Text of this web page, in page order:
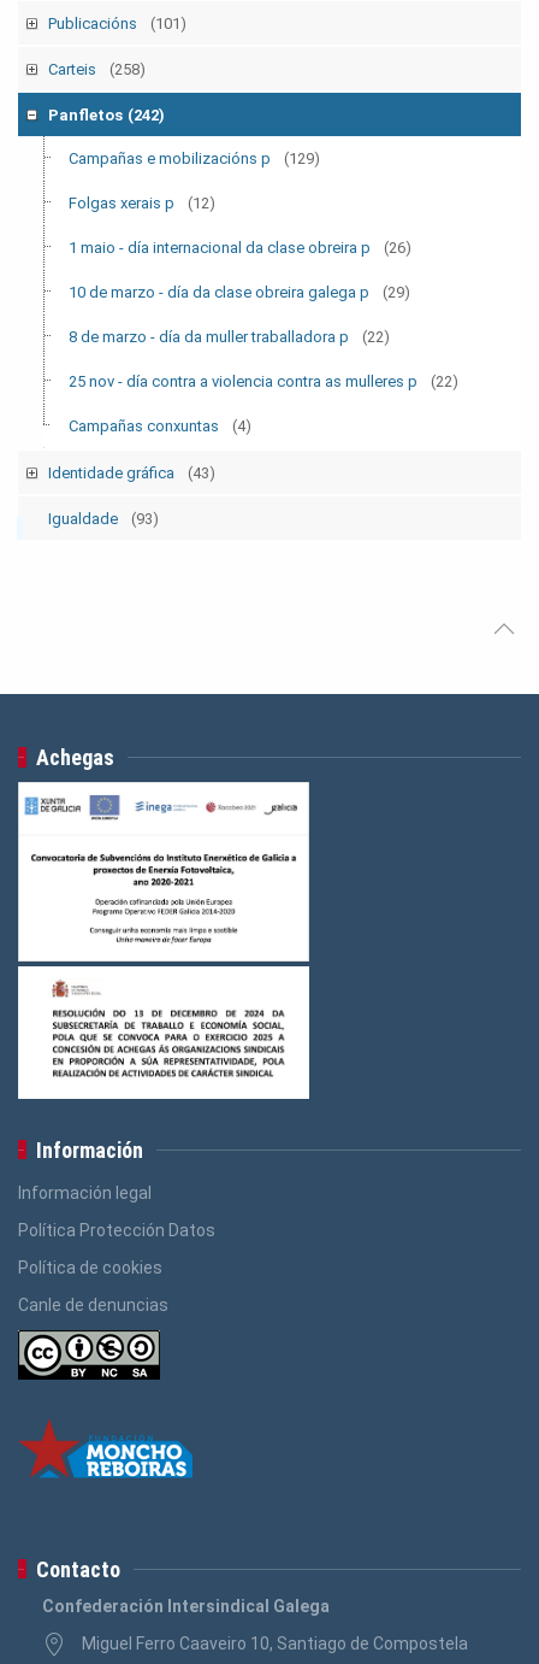
Publicacións (101)
Tempo Sindical
Boletín Sindical
Outras (2)
Carteis (258)
Campañas e mobilizacións
Folgas xerais (12)
Eleccións sindicais
1 maio - día internacional da clase obreira (30)
10 de marzo - día da clase obreira galega (30)
8 de marzo - día da muller traballadora (26)
25 nov - día contra a violencia contra as mulleres (22)
Campañas conxuntas (11)
Panfletos (242)
Campañas e mobilizacións p (129)
Folgas xerais p (12)
1 maio - día internacional da clase obreira p (26)
10 de marzo - día da clase obreira galega p (29)
8 de marzo - día da muller traballadora p (22)
25 nov - día contra a violencia contra as mulleres p (22)
Campañas conxuntas (4)
Identidade gráfica (43)
Logos CIG (13)
Logos Servizos (3)
Logos Indústria (3)
Logos FGAMT
Logos Ensino (3)
Logos Construcción e Madeira
Logos Banca, Aforro (3)
Logos Administración Pública
Igualdade (93)
Achegas
Información
Información legal
Política Protección Datos
Política de cookies
Canle de denuncias
Contacto
Confederación Intersindical Galega
Miguel Ferro Caaveiro 10, Santiago de Compostela